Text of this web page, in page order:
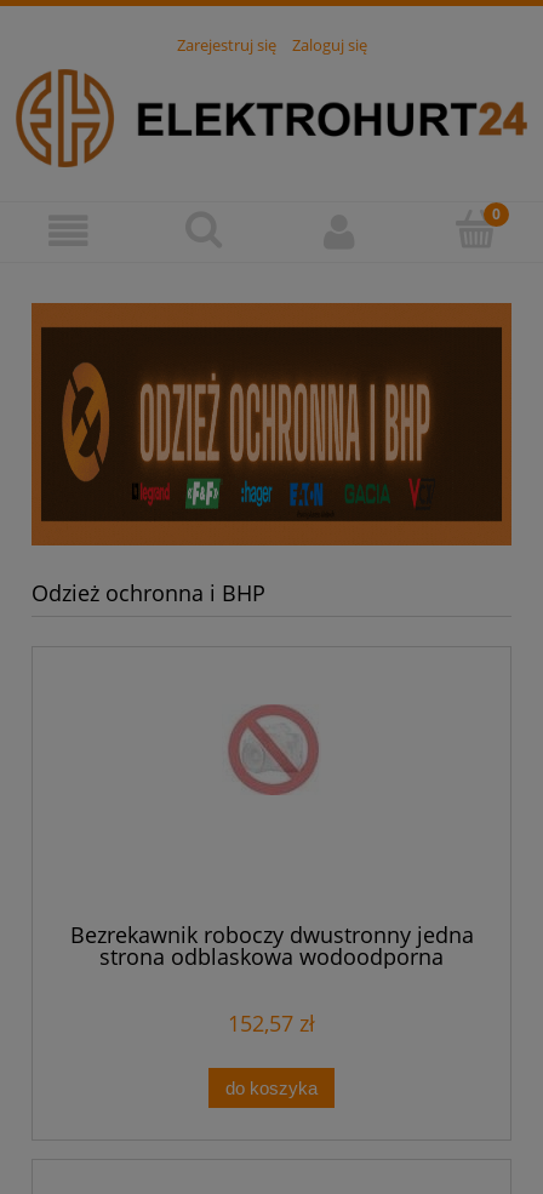
Zarejestruj się Zaloguj się
Odzież ochronna i BHP
Bezrekawnik roboczy dwustronny jedna
strona odblaskowa wodoodporna
pokryta PU druga strona polar rozmiar L
152,57 zł
do koszyka